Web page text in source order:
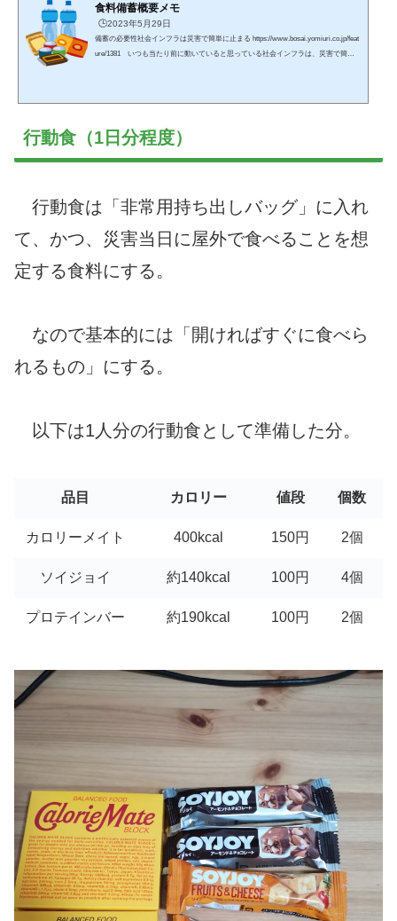
食料備蓄概要メモ
🕒️2023年5月29日
備蓄の必要性社会インフラは災害で簡単に止まる https://www.bosai.yomiuri.co.jp/feat
ure/1381 いつも当たり前に動いていると思っている社会インフラは、災害で簡単
ばならない。ちょっとしたきっかけで店からモノが...
行動食（1日分程度）
行動食は「非常用持ち出しバッグ」に入れ
て、かつ、災害当日に屋外で食べることを想
定する食料にする。
なので基本的には「開ければすぐに食べら
れるもの」にする。
以下は1人分の行動食として準備した分。
品目 カロリー 値段 個数
カロリーメイト 400kcal 150円 2個
ソイジョイ 約140kcal 100円 4個
プロテインバー 約190kcal 100円 2個